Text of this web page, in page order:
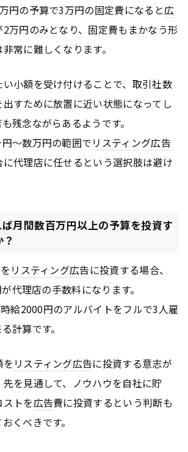
円の予算で3万円の固定費になると広
万円のみとなり、固定費もまかなう形
常に難しくなります。
い小額を受け付けることで、取引社数
すために放置に近い状態になってし
残念ながらあるようです。
～数万円の範囲でリスティング広告
代理店に任せるという選択肢は避け
月間数百万円以上の予算を投資す
リスティング広告に投資する場合、
代理店の手数料になります。
給2000円のアルバイトをフルで3人雇
計算です。
リスティング広告に投資する意志が
を見通して、ノウハウを自社に貯
トを広告費に投資するという判断も
くべきです。